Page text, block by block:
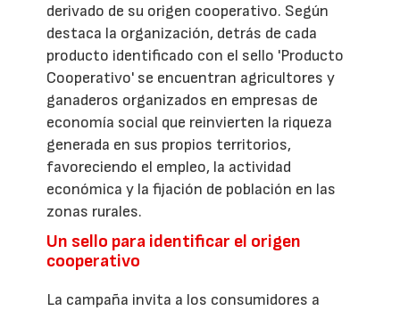
derivado de su origen cooperativo. Según
destaca la organización, detrás de cada
producto identificado con el sello 'Producto
Cooperativo' se encuentran agricultores y
ganaderos organizados en empresas de
economía social que reinvierten la riqueza
generada en sus propios territorios,
favoreciendo el empleo, la actividad
económica y la fijación de población en las
zonas rurales.
Un sello para identificar el origen
cooperativo
La campaña invita a los consumidores a